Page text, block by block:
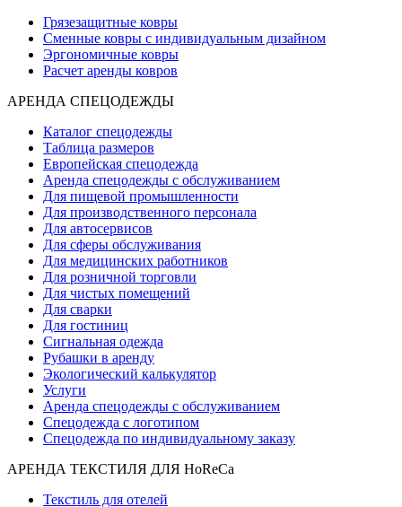
Грязезащитные ковры
Сменные ковры с индивидуальным дизайном
Эргономичные ковры
Расчет аренды ковров
АРЕНДА СПЕЦОДЕЖДЫ
Каталог спецодежды
Таблица размеров
Европейская спецодежда
Аренда спецодежды с обслуживанием
Для пищевой промышленности
Для производственного персонала
Для автосервисов
Для сферы обслуживания
Для медицинских работников
Для розничной торговли
Для чистых помещений
Для сварки
Для гостиниц
Сигнальная одежда
Рубашки в аренду
Экологический калькулятор
Услуги
Аренда спецодежды с обслуживанием
Спецодежда с логотипом
Спецодежда по индивидуальному заказу
АРЕНДА ТЕКСТИЛЯ ДЛЯ HoReCa
Текстиль для отелей